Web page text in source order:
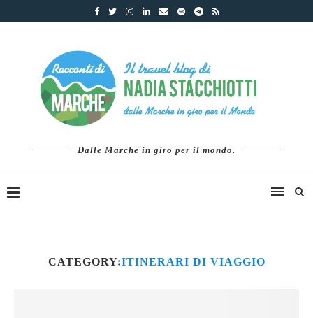
Dalle Marche in giro per il mondo.
CATEGORY:ITINERARI DI VIAGGIO